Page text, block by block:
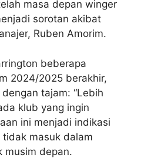
masa depan winger
sorotan akibat
Ruben Amorim.
beberapa
2024/2025 berakhir,
tajam: “Lebih
klub yang ingin
ini menjadi indikasi
masuk dalam
musim depan.